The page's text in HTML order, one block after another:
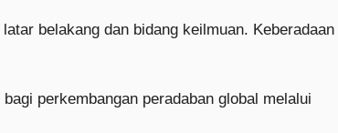
belakang dan bidang keilmuan. Keberadaan
perkembangan peradaban global melalui